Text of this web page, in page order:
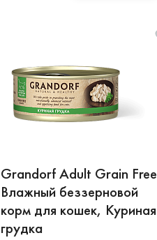
Grandorf Adult Grain Free
Влажный беззерновой
корм для кошек, Куриная
грудка